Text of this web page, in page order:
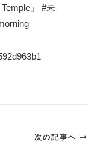
」 #未
次の記事へ